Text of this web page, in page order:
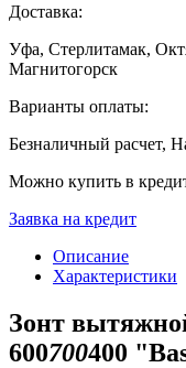
Доставка:
Уфа, Стерлитамак,
Магнитогорск
Варианты оплаты:
Безналичный расчет,
Можно купить в
Заявка на кредит
Описание
Характеристики
Зонт
600700400